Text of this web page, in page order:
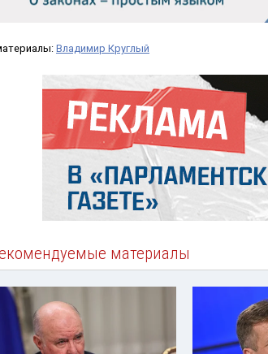
Владимир Круглый
материалы